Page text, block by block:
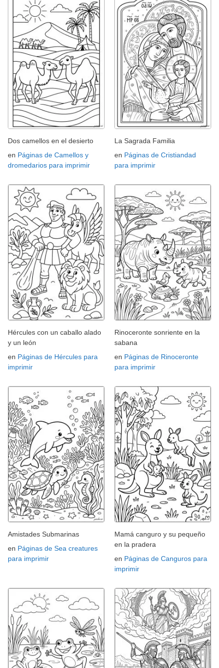
Dos camellos en el desierto
en Páginas de Camellos y
dromedarios para imprimir
La Sagrada Familia
en Páginas de Cristiandad
para imprimir
Hércules con un caballo alado
y un león
en Páginas de Hércules para
imprimir
Rinoceronte sonriente en la
sabana
en Páginas de Rinoceronte
para imprimir
Amistades Submarinas
en Páginas de Sea creatures
para imprimir
Mamá canguro y su pequeño
en la pradera
en Páginas de Canguros para
imprimir